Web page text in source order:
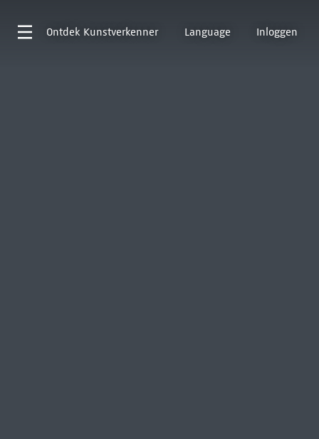
Ontdek Kunstverkenner Language Inloggen